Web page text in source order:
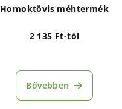
Homoktövis méhtermék
2 135 Ft-tól
termék
átlagos
értékelése
Bővebben